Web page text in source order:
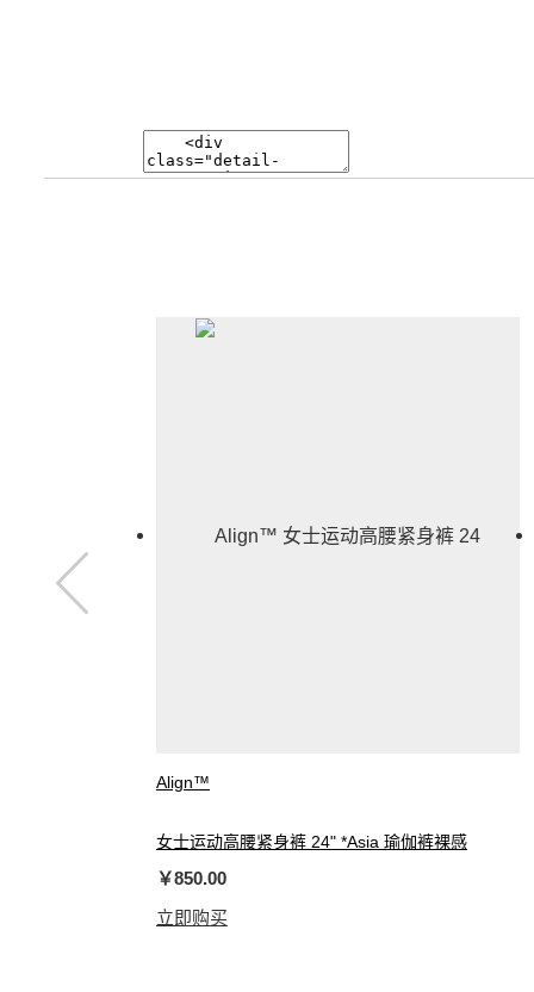
Align™
女士运动高腰紧身裤 24" *Asia 瑜伽裤裸感
￥850.00
立即购买